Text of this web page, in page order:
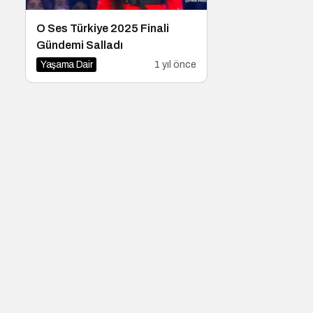
O Ses Türkiye 2025 Finali
Gündemi Salladı
Yaşama Dair 1 yıl önce